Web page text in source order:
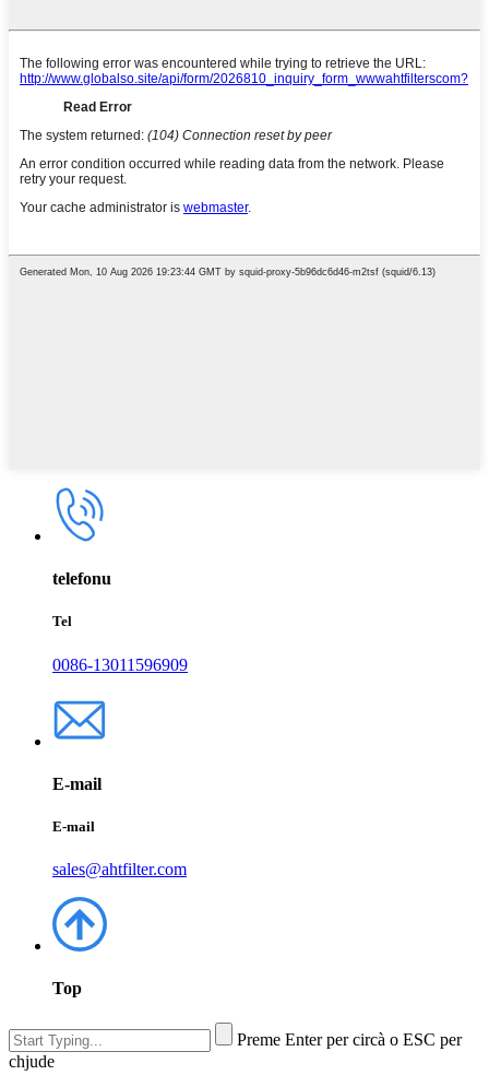
telefonu
Tel
0086-13011596909
E-mail
E-mail
sales@ahtfilter.com
Top
Preme Enter per circà o ESC per
chjude